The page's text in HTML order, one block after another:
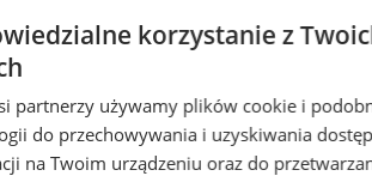
korzystanie z
partnerzy używamy plików cookie i
do przechowywania i uzyskiwania
na Twoim urządzeniu oraz do